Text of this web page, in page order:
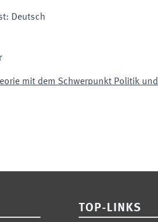
: Deutsch
mit dem Schwerpunkt Politik und
TOP-LINKS